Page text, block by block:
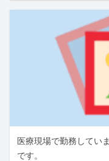
医療現場で勤務してい
です。